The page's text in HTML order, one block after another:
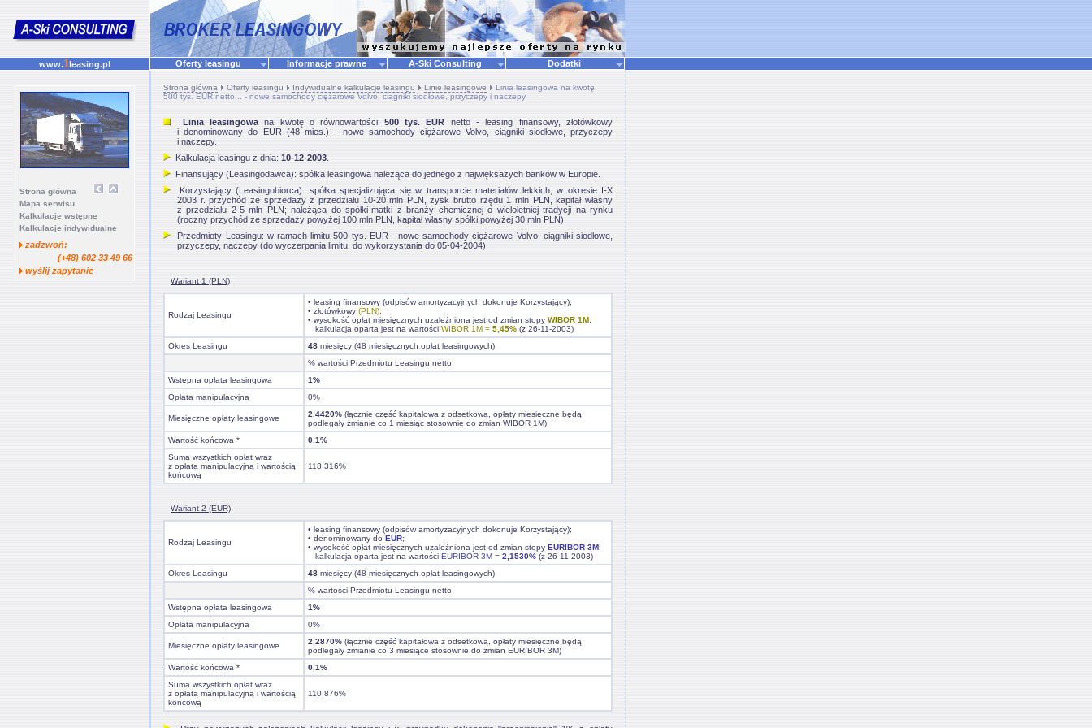
Oferty leasingu Informacje prawne A-Ski Consulting Dodatki
www.1leasing.pl
Strona główna
Mapa serwisu
Kalkulacje wstępne
Kalkulacje indywidualne
zadzwoń:
(+48) 602 33 49 66
wyślij zapytanie
Strona główna Oferty leasingu Indywidualne kalkulacje leasingu Linie leasingowe
Linia leasingowa na kwotę
500 tys. EUR netto... - nowe samochody ciężarowe Volvo, ciągniki siodłowe, przyczepy i naczepy
Linia leasingowa na kwotę o równowartości 500 tys. EUR netto - leasing finansowy, złotówkowy
i denominowany do EUR (48 mies.) - nowe samochody ciężarowe Volvo, ciągniki siodłowe, przyczepy
i naczepy.
Kalkulacja leasingu z dnia: 10-12-2003
Finansujący (Leasingodawca): spółka leasingowa należąca do jednego z najwięksazych banków w Europie.
Korzystający (Leasingobiorca): spółka specjalizująca się w transporcie materiałów lekkich; w okresie I-X
2003 r. przychód ze sprzedaży z przedziału 10-20 mln PLN, zysk brutto rzędu 1 mln PLN, kapitał własny
z przedziału 2-5 mln PLN; należąca do spółki-matki z branży chemicznej o wieloletniej tradycji na rynku
(roczny przychód ze sprzedaży powyżej 100 mln PLN, kapitał własny spółki powyżej 30 mln PLN).
Przedmioty Leasingu: w ramach limitu 500 tys. EUR - nowe samochody ciężarowe Volvo, ciągniki siodłowe,
przyczepy, naczepy (do wyczerpania limitu, do wykorzystania do 05-04-2004).
Wariant 1 (PLN)
Rodzaj Leasingu
• leasing finansowy (odpisów amortyzacyjnych dokonuje Korzystający);
• złotówkowy (PLN);
• wysokość opłat miesięcznych uzależniona jest od zmian stopy WIBOR 1M
kalkulacja oparta jest na wartości WIBOR 1M = 5,45% (z 26-11-2003)
Okres Leasingu
48 miesięcy (48 miesięcznych opłat leasingowych)
% wartości Przedmiotu Leasingu netto
Wstępna opłata leasingowa
1%
Opłata manipulacyjna
0%
Miesięczne opłaty leasingowe 2,4420% (łącznie część kapitałowa z odsetkową, opłaty miesięczne będą
podlegały zmianie co 1 miesiąc stosownie do zmian WIBOR 1M)
Wartość końcowa *
0,1%
Suma wszystkich opłat wraz
z opłatą manipulacyjną i wartością
końcową
118,316%
Wariant 2 (EUR)
Rodzaj Leasingu
• leasing finansowy (odpisów amortyzacyjnych dokonuje Korzystający);
• denominowany do EUR;
• wysokość opłat miesięcznych uzależniona jest od zmian stopy EURIBOR 3M
kalkulacja oparta jest na wartości EURIBOR 3M = 2,1530% (z 26-11-2003)
Okres Leasingu
48 miesięcy (48 miesięcznych opłat leasingowych)
% wartości Przedmiotu Leasingu netto
Wstępna opłata leasingowa
1%
Opłata manipulacyjna
0%
Miesięczne opłaty leasingowe 2,2870% (łącznie część kapitałowa z odsetkową, opłaty miesięczne będą
podlegały zmianie co 3 miesiące stosownie do zmian EURIBOR 3M)
Wartość końcowa *
0,1%
Suma wszystkich opłat wraz
z opłatą manipulacyjną i wartością
końcową
110,876%